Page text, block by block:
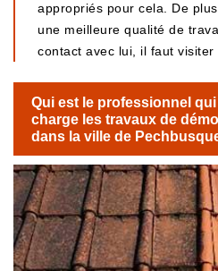
appropriés pour cela. De
une meilleure qualité de
contact avec lui, il faut visiter
Qui est le professionnel
charge les travaux de
dans la ville de